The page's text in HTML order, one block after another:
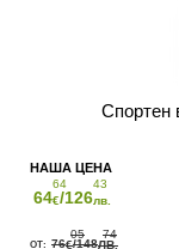
Спортен
64
64
€/126
43
лв.
76
05
€/148
74
ЛВ.